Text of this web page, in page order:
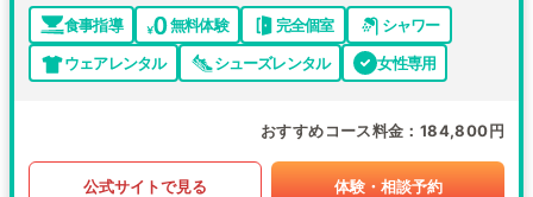
食事指導 無料体験 完全個室
シャワー
ウェアレンタル
シューズレンタル 女性専用
おすすめコース料金 184,800円
公式サイトで見る 体験・相談予約